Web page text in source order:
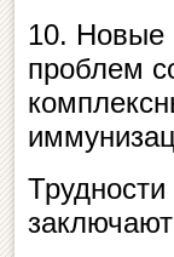
10. Новые
проблем